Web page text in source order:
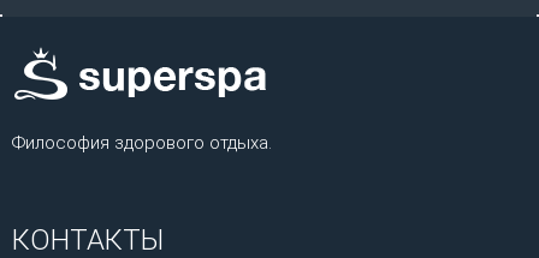
Философия здорового отдыха.
КОНТАКТЫ